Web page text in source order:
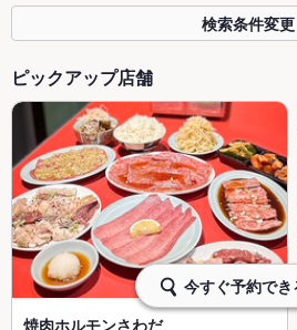
検索条件変更
ピックアップ店舗
焼肉ホルモンさわだ
今すぐ予約でき